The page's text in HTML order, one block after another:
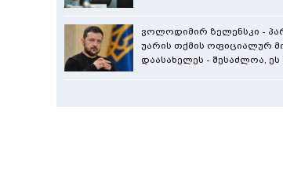
ვოლოდიმირ ზელენსკი -
უარის თქმის ოფიციალურ
დაასახელეს - შესაძლოა,